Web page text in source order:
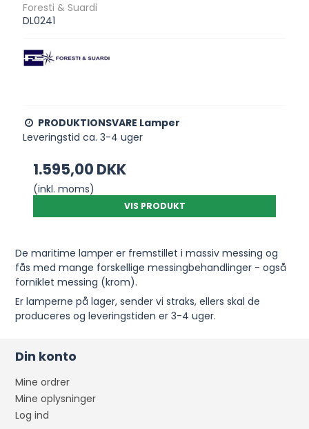
Foresti & Suardi
DL0241
PRODUKTIONSVARE Lamper
Leveringstid ca. 3-4 uger
1.595,00 DKK
(inkl. moms)
VIS PRODUKT
De maritime lamper er fremstillet i massiv messing og
fås med mange forskellige messingbehandlinger - også
forniklet messing (krom).
Er lamperne på lager, sender vi straks, ellers skal de
produceres og leveringstiden er 3-4 uger.
Din konto
Mine ordrer
Mine oplysninger
Log ind